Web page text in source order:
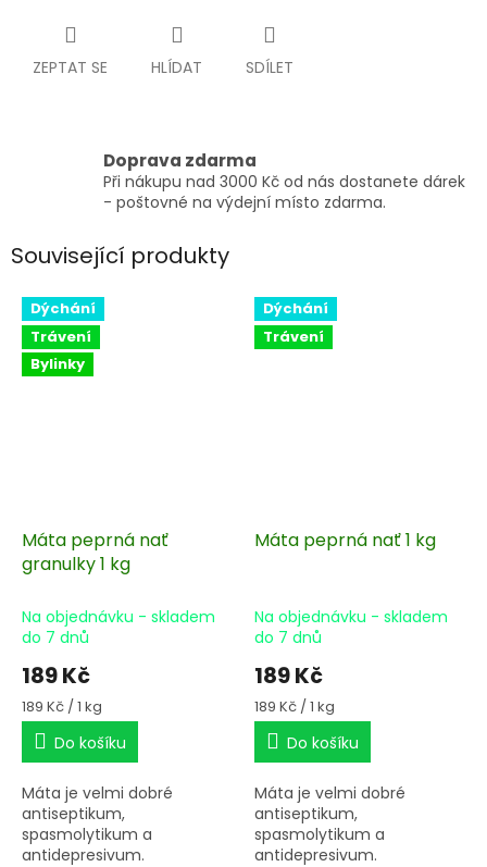
ZEPTAT SE HLÍDAT SDÍLET
Doprava zdarma
Při nákupu nad 3000 Kč od nás dostanete dárek
- poštovné na výdejní místo zdarma.
Související produkty
Dýchání
Trávení
Bylinky
Máta peprná nať
granulky 1 kg
Na objednávku - skladem
do 7 dnů
189 Kč
Měrná
cena:
189 Kč / 1 kg
Do košíku
Máta je velmi dobré
antiseptikum,
spasmolytikum a
antidepresivum.
Dýchání
Trávení
Máta peprná nať 1 kg
Na objednávku - skladem
do 7 dnů
189 Kč
Měrná
cena:
189 Kč / 1 kg
Do košíku
Máta je velmi dobré
antiseptikum,
spasmolytikum a
antidepresivum.